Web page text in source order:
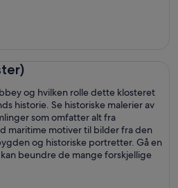
og hvilken rolle dette klosteret
historie. Se historiske malerier av
som omfatter alt fra
maritime motiver til bilder fra den
og historiske portretter. Gå en
beundre de mange forskjellige